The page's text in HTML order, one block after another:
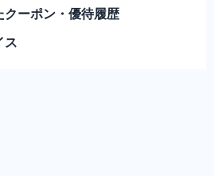
クーポン・優待履歴
ス